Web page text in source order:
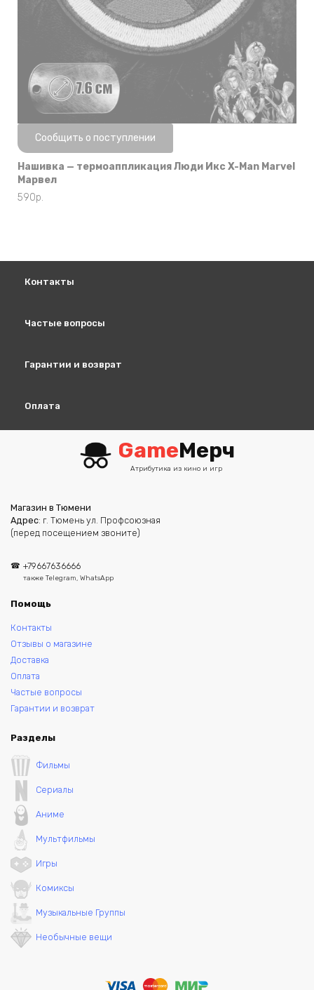
Нет в наличии
Сообщить о поступлении
Нашивка — термоаппликация Люди Икс X-Man Marvel
Марвел
590р.
Контакты
Частые вопросы
Гарантии и возврат
Оплата
GameМерч
Атрибутика из кино и игр
Магазин в Тюмени
Адрес: г. Тюмень ул. Профсоюзная
(перед посещением звоните)
+79667636666
также Telegram, WhatsApp
Помощь
Контакты
Отзывы о магазине
Доставка
Оплата
Частые вопросы
Гарантии и возврат
Разделы
Фильмы
Сериалы
Аниме
Мультфильмы
Игры
Комиксы
Музыкальные Группы
Необычные вещи